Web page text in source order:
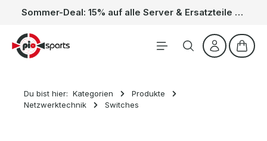
Zum Hauptinhalt springen Sommer-Deal: 15% auf alle Server & Ersatzteile – Kein Code nötig, der Rabatt wird automatisch im Warenkorb abgezogen. Gültig vom 01.06. bis 31.08.
Du bist hier: Kategorien
Produkte
Netzwerktechnik
Switches